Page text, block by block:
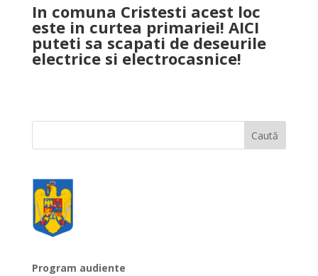
In comuna Cristesti acest loc
este in curtea primariei! AICI
puteti sa scapati de deseurile
electrice si electrocasnice!
Program audiente